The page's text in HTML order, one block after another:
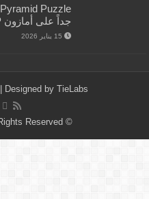
جداً على أمازون KDP
15 يناير 2026
| Designed by TieLabs
© Copyright 2026, All Rights Reserved